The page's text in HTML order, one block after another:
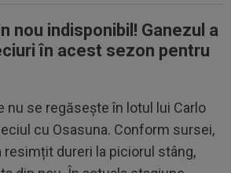
nou indisponibil! Ganezul a
în acest sezon pentru
nu se regăsește în lotul lui Carlo
cu Osasuna. Conform sursei,
dureri la piciorul stâng,